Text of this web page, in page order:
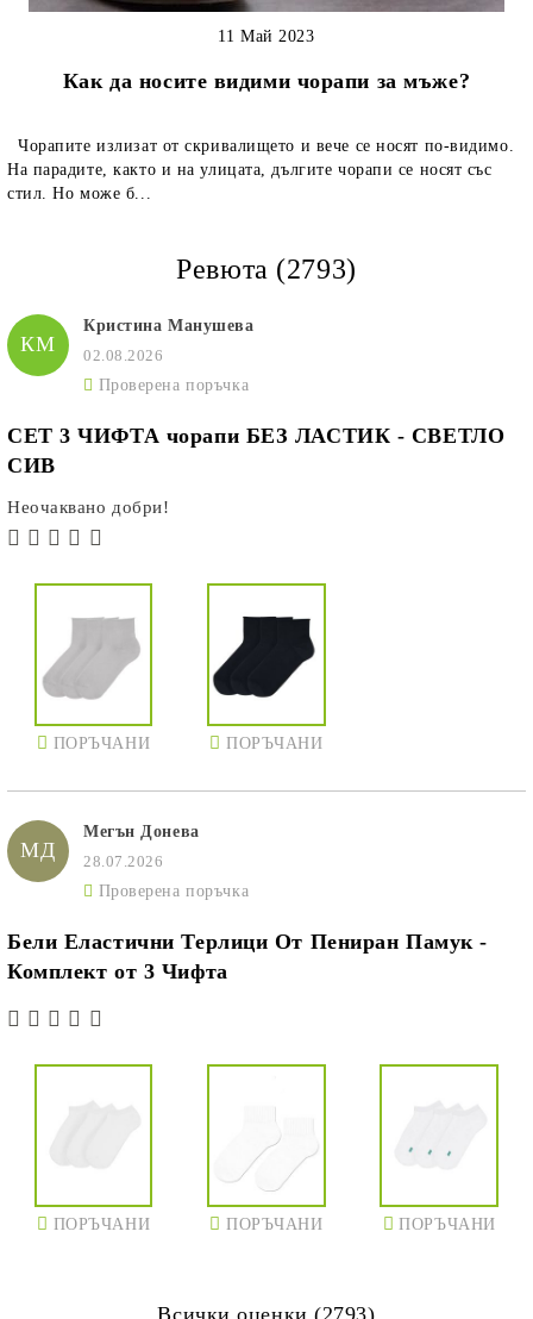
Как да носите видими чорапи за мъже?
11 Май 2023
Чорапите излизат от скривалището и вече се носят по-видимо.
На парадите, както и на улицата, дългите чорапи се носят със
стил. Но може б...
Ревюта (2793)
КМ
Кристина Манушева
02.08.2026
Проверена поръчка
СЕТ 3 ЧИФТА чорапи БЕЗ ЛАСТИК - СВЕТЛО
СИВ
Неочаквано добри!
ПОРЪЧАНИ ПОРЪЧАНИ
МД
Мегън Донева
28.07.2026
Проверена поръчка
Бели Еластични Терлици От Пениран Памук -
Комплект от 3 Чифта
ПОРЪЧАНИ ПОРЪЧАНИ ПОРЪЧАНИ
Всички оценки (2793)